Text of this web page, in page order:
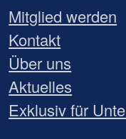
Mitglied werden
Kontakt
Über uns
Aktuelles
Exklusiv für